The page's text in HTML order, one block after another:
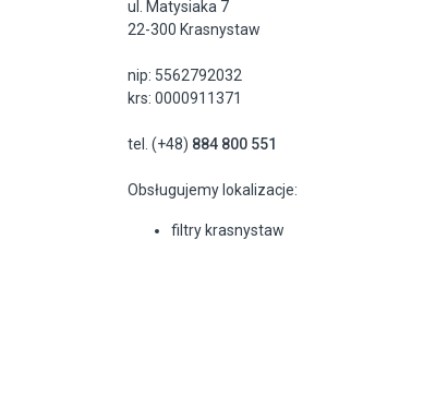
ul. Matysiaka 7
22-300 Krasnystaw
nip: 5562792032
krs: 0000911371
tel. (+48) 884 800 551
Obsługujemy lokalizacje:
filtry krasnystaw